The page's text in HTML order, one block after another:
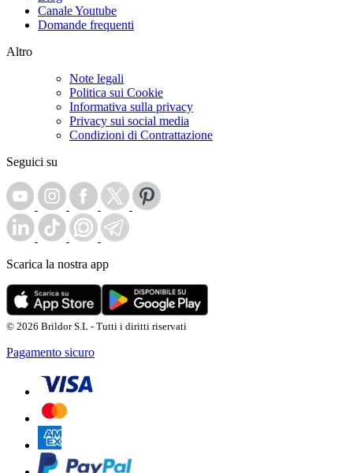
Canale Youtube
Domande frequenti
Altro
Note legali
Politica sui Cookie
Informativa sulla privacy
Privacy sui social media
Condizioni di Contrattazione
Seguici su
Scarica la nostra app
© 2026 Brildor S.L - Tutti i diritti riservati
Pagamento sicuro